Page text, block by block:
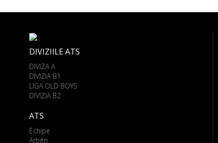
DIVIZIILE ATS
DIVIZA A
DIVIZIA B1
LIGA OLD BOYS
DIVIZIA B2
ATS
Echipe
Arbitri